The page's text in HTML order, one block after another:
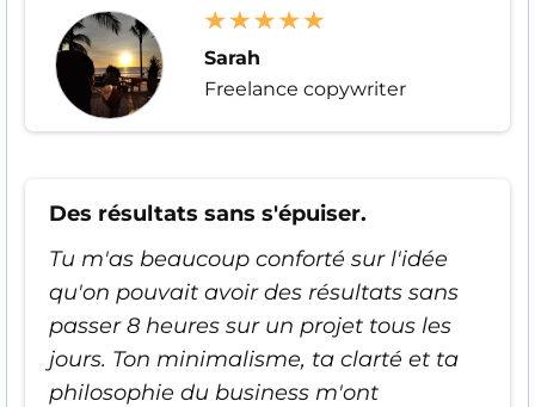
Sarah
Freelance copywriter
Des résultats sans s'épuiser.
Tu m'as beaucoup conforté sur l'idée
qu'on pouvait avoir des résultats sans
passer 8 heures sur un projet tous les
jours. Ton minimalisme, ta clarté et ta
philosophie du business m'ont